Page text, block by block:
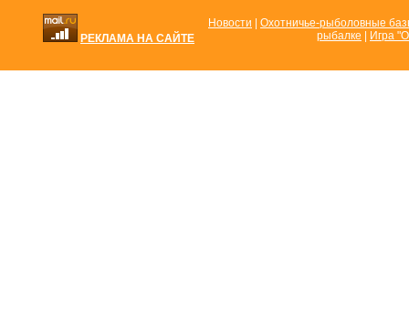
РЕКЛАМА НА САЙТЕ
Новости
Охотничье-рыболовные
рыбалке
Игра